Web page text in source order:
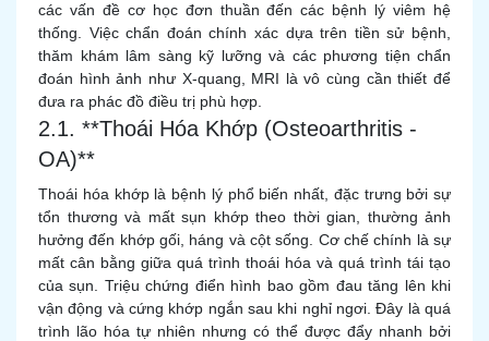
các vấn đề cơ học đơn thuần đến các bệnh lý viêm hệ
thống. Việc chẩn đoán chính xác dựa trên tiền sử bệnh,
thăm khám lâm sàng kỹ lưỡng và các phương tiện chẩn
đoán hình ảnh như X-quang, MRI là vô cùng cần thiết để
đưa ra phác đồ điều trị phù hợp.
2.1. **Thoái Hóa Khớp (Osteoarthritis -
OA)**
Thoái hóa khớp là bệnh lý phổ biến nhất, đặc trưng bởi sự
tổn thương và mất sụn khớp theo thời gian, thường ảnh
hưởng đến khớp gối, háng và cột sống. Cơ chế chính là sự
mất cân bằng giữa quá trình thoái hóa và quá trình tái tạo
của sụn. Triệu chứng điển hình bao gồm đau tăng lên khi
vận động và cứng khớp ngắn sau khi nghỉ ngơi. Đây là quá
trình lão hóa tự nhiên nhưng có thể được đẩy nhanh bởi